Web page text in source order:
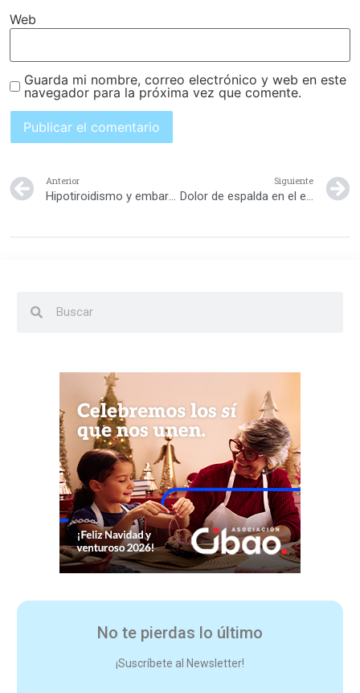
Web
Guarda mi nombre, correo electrónico y web en este
navegador para la próxima vez que comente.
Anterior
Hipotiroidismo y embarazo
Siguiente
Dolor de espalda en el embarazo
No te pierdas lo último
¡Suscríbete al Newsletter!